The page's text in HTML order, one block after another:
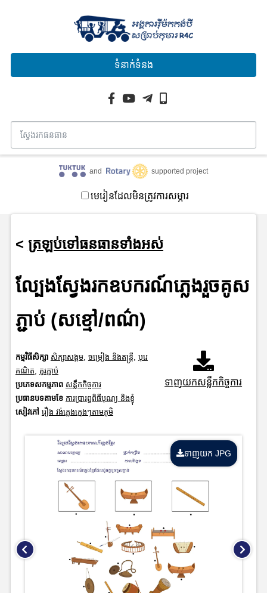
ទំនាក់ទំនង
and supported project
មេរៀនដែលមិនត្រូវការសម្ភារ
< ត្រឡប់ទៅធនធានទាំងអស់
ល្បែងស្វែងរកឧបករណ៍ភ្លេងរួចគូស
ភ្ជាប់ (សខ្មៅ/ពណ៌)
ទាញយកសន្លឹកកិច្ចការ
កម្មវិធីសិក្សា សិក្សាសង្គម, ចម្រៀង និងតន្ត្រី បុរេ
គណិត
គូរភ្ជាប់
ប្រភេទសកម្មភាព សន្លឹកកិច្ចការ
ប្រធានបទតាមខែ ការប្រារព្ធពិធីបុណ្យ និងខ្ញុំ
សៀវភៅ រឿង វង់ភ្លេងក្មេងៗតាមភូមិ
ទាញយក JPG